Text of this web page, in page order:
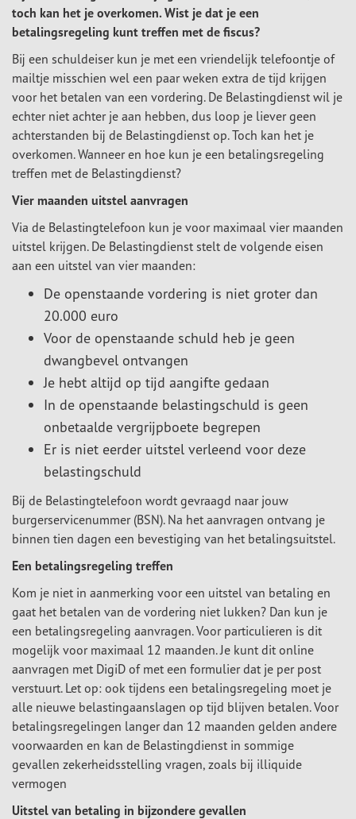
toch kan het je overkomen. Wist je dat je een
betalingsregeling kunt treffen met de fiscus?
Bij een schuldeiser kun je met een vriendelijk telefoontje of
mailtje misschien wel een paar weken extra de tijd krijgen
voor het betalen van een vordering. De Belastingdienst wil je
echter niet achter je aan hebben, dus loop je liever geen
achterstanden bij de Belastingdienst op. Toch kan het je
overkomen. Wanneer en hoe kun je een betalingsregeling
treffen met de Belastingdienst?
Vier maanden uitstel aanvragen
Via de Belastingtelefoon kun je voor maximaal vier maanden
uitstel krijgen. De Belastingdienst stelt de volgende eisen
aan een uitstel van vier maanden:
De openstaande vordering is niet groter dan
20.000 euro
Voor de openstaande schuld heb je geen
dwangbevel ontvangen
Je hebt altijd op tijd aangifte gedaan
In de openstaande belastingschuld is geen
onbetaalde vergrijpboete begrepen
Er is niet eerder uitstel verleend voor deze
belastingschuld
Bij de Belastingtelefoon wordt gevraagd naar jouw
burgerservicenummer (BSN). Na het aanvragen ontvang je
binnen tien dagen een bevestiging van het betalingsuitstel.
Een betalingsregeling treffen
Kom je niet in aanmerking voor een uitstel van betaling en
gaat het betalen van de vordering niet lukken? Dan kun je
een betalingsregeling aanvragen. Voor particulieren is dit
mogelijk voor maximaal 12 maanden. Je kunt dit online
aanvragen met DigiD of met een formulier dat je per post
verstuurt. Let op: ook tijdens een betalingsregeling moet je
alle nieuwe belastingaanslagen op tijd blijven betalen. Voor
betalingsregelingen langer dan 12 maanden gelden andere
voorwaarden en kan de Belastingdienst in sommige
gevallen zekerheidsstelling vragen, zoals bij illiquide
vermogen
Uitstel van betaling in bijzondere gevallen